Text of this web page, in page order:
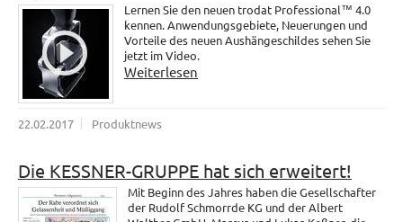
Lernen Sie den neuen trodat Professional™ 4.0
kennen. Anwendungsgebiete, Neuerungen und
Vorteile des neuen Aushängeschildes sehen Sie
jetzt im Video.
Weiterlesen
22.02.2017 Produktnews
Die KESSNER-GRUPPE hat sich erweitert!
Mit Beginn des Jahres haben die Gesellschafter
der Rudolf Schmorrde KG und der Albert